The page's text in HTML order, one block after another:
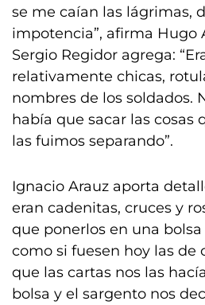
se me caían las lágrimas,
impotencia”, afirma Hugo
Sergio Regidor agrega:
relativamente chicas,
nombres de los soldados.
había que sacar las cosas
las fuimos separando”.
Ignacio Arauz aporta
eran cadenitas, cruces y
que ponerlos en una bolsa
como si fuesen hoy las de
que las cartas nos las
bolsa y el sargento nos